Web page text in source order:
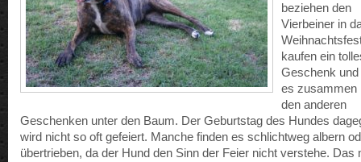
beziehen den
Vierbeiner in
kaufen ein
Geschenk und
es zusammen
den anderen
Geschenken unter den Baum. Der Geburtstag des Hundes
wird nicht so oft gefeiert. Manche finden es schlichtweg albern
übertrieben, da der Hund den Sinn der Feier nicht verstehe. Das